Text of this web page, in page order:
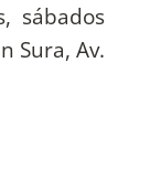
sábados
Sura, Av.